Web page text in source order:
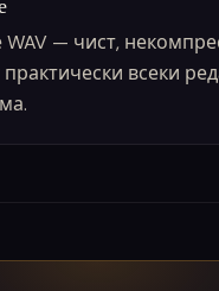
WAV — чист,
всеки